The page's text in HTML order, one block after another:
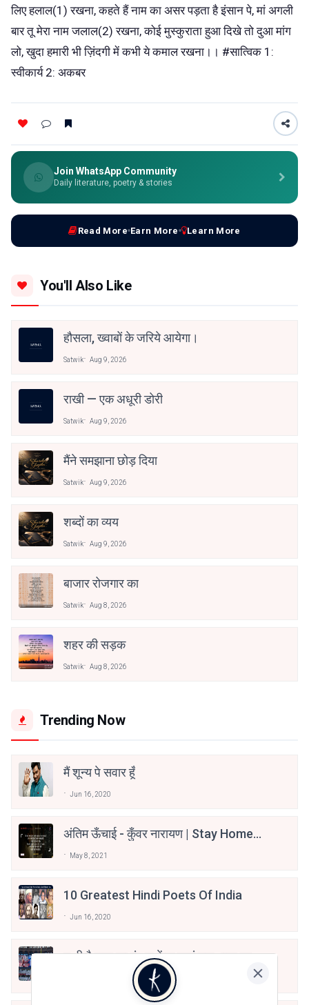
लिए हलाल(1) रखना, कहते हैं नाम का असर पड़ता है इंसान पे, मां अगली
बार तू मेरा नाम जलाल(2) रखना, कोई मुस्कुराता हुआ दिखे तो दुआ मांग
लो, खुदा हमारी भी ज़िंदगी में कभी ये कमाल रखना।। #सात्विक 1:
स्वीकार्य 2: अकबर
Join WhatsApp Community
Daily literature, poetry & stories
Read More Earn More Learn More
You'll Also Like
हौसला, ख्वाबों के जरिये आयेगा।
Satwik Aug 9, 2026
राखी — एक अधूरी डोरी
Satwik Aug 9, 2026
मैंने समझाना छोड़ दिया
Satwik Aug 9, 2026
शब्दों का व्यय
Satwik Aug 9, 2026
बाजार रोजगार का
Satwik Aug 8, 2026
शहर की सड़क
Satwik Aug 8, 2026
Trending Now
मैं शून्य पे सवार हूँ
Jun 16, 2020
अंतिम ऊँचाई - कुँवर नारायण | Stay Home
May 8, 2021
10 Greatest Hindi Poets Of India
Jun 16, 2020
तू भी है राणा का वंशज फेंक जहां तक भाला जाए:
वाहिद अली वाहिद